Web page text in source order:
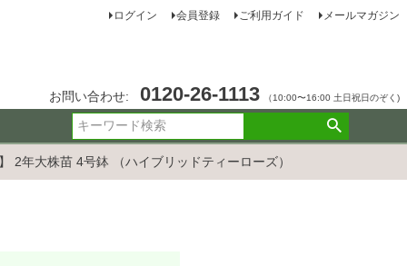
ログイン 会員登録 ご利用ガイド メールマガジン
お問い合わせ: 0120-26-1113 （10:00〜16:00 土日祝日のぞく)
2年大株苗 4号鉢 （ハイブリッドティーローズ）